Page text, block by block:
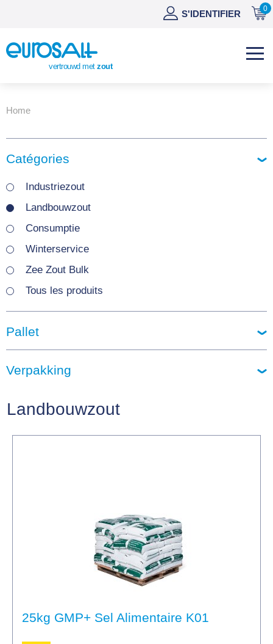
0
S'IDENTIFIER
NL
vertrouwd metzout
Home
Catégories
Industriezout
Landbouwzout
Consumptie
Winterservice
Zee Zout Bulk
Tous les produits
Pallet
Verpakking
Landbouwzout
25kg GMP+ Sel Alimentaire K01